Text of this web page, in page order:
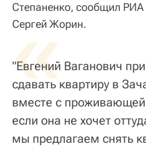
Степаненко, сообщил РИА
Сергей Жорин.
«
"Евгений Ваганович
сдавать квартиру в
вместе с
если она не хочет
мы предлагаем снять